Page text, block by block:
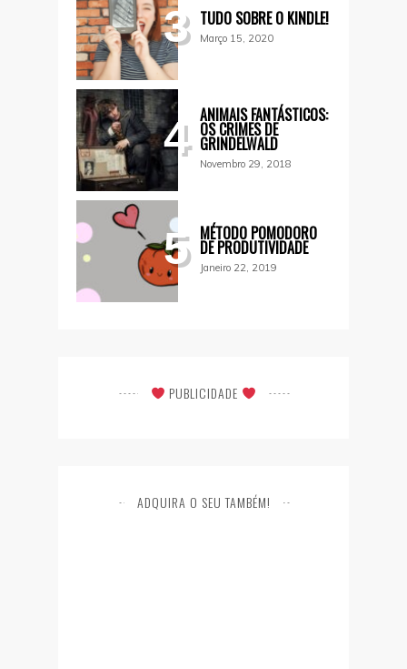
3 TUDO SOBRE O KINDLE!
Março 15, 2020
4 ANIMAIS FANTÁSTICOS:
OS CRIMES DE
GRINDELWALD
Novembro 29, 2018
5 MÉTODO POMODORO
DE PRODUTIVIDADE
Janeiro 22, 2019
PUBLICIDADE
ADQUIRA O SEU TAMBÉM!